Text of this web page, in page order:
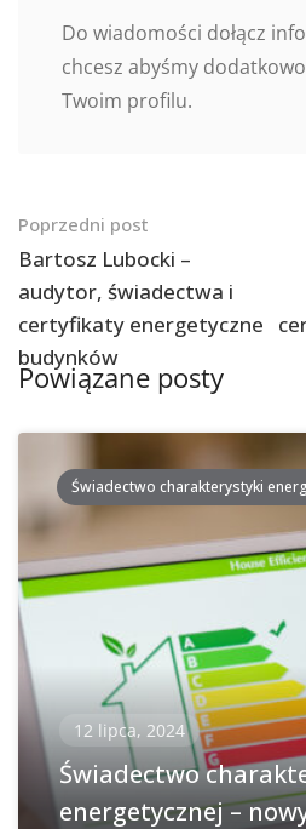
Do wiadomości dołącz
chcesz abyśmy
Twoim profilu.
Nawigacja
po
postach
Poprzedni post
Bartosz Lubocki –
audytor, świadectwa i
certyfikaty energetyczne
budynków
Powiązane posty
Świadectwo charakterystyki
12 lipca, 2024
Świadectwo
energetycznej –